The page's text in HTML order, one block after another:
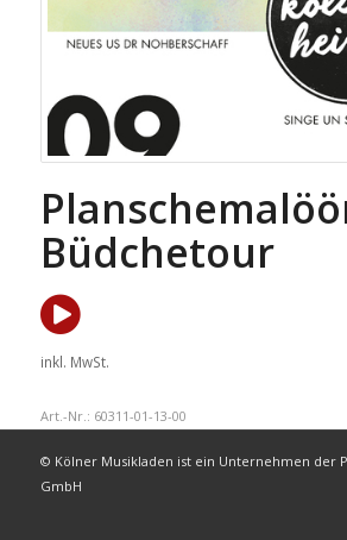
Büdchetour
inkl. MwSt.
Art.-Nr.: 60311-01-13-00
© Kölner Musikladen ist ein Unternehmen der
GmbH